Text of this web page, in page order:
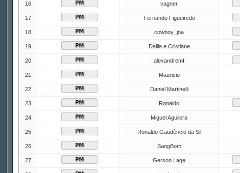
16 vagner
17 Fernando Figueiredo
18 cowboy_joa
19 Dalila e Cristiane
20 alexandremf
21 Mauricio
22 Daniel Martinelli
23 Ronaldo
24 Miguel Aguilera
25 Ronaldo Gaudêncio da Sil
26 SangBom
27 Gerson Lage